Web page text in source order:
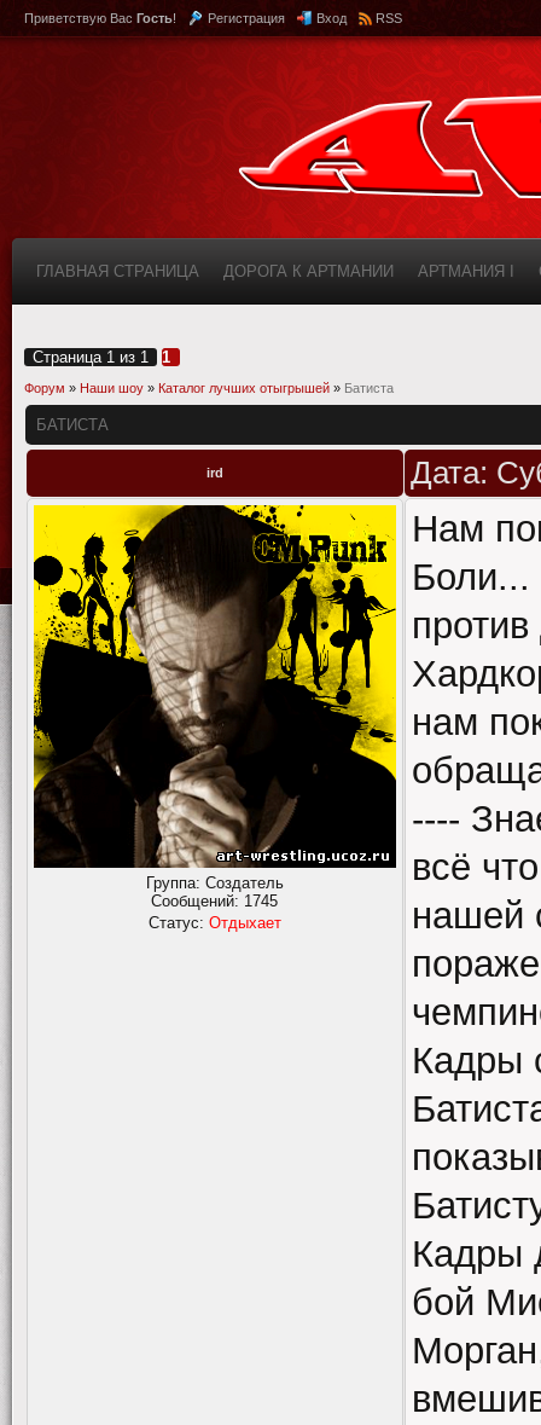
Приветствую Вас Гость! Регистрация Вход RSS
ГЛАВНАЯ СТРАНИЦА ДОРОГА К АРТМАНИИ АРТМАНИЯ I
Страница 1 из 1 1
Форум » Наши шоу » Каталог лучших отыгрышей » Батиста
БАТИСТА
ird Дата:
Группа: Создатель
Сообщений: 1745
Статус: Отдыхает
Нам
Боли...
нам
----
всё
нашей
Кадры
Кадры
бой